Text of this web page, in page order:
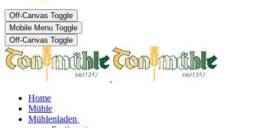
Off-Canvas Toggle
Mobile Menu Toggle
Off-Canvas Toggle
Home
Mühle
Mühlenladen